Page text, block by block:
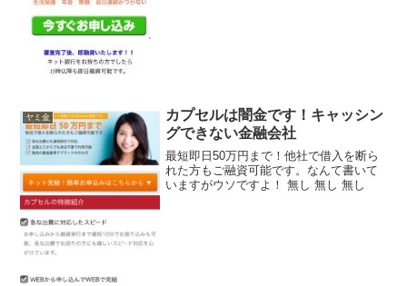
ヤミ金
カプセルは闇金です！キャッシン
グできない金融会社
最短即日50万円まで！他社で借入を断ら
れた方もご融資可能です。なんて書いて
いますがウソですよ！ 無し 無し 無し